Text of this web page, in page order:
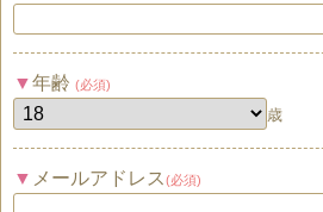
年齢 (必須)
歳
メールアドレス (必須)